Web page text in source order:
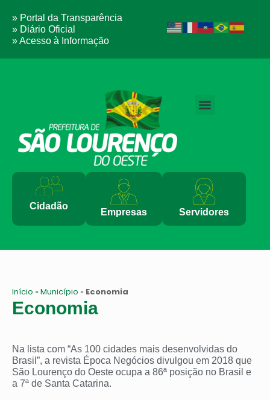
» Portal da Transparência
» Diário Oficial
» Acesso à Informação
Cidadão
Empresas Servidores
Início » Município » Economia
Economia
Na lista com “As 100 cidades mais desenvolvidas do
Brasil”, a revista Época Negócios divulgou em 2018 que
São Lourenço do Oeste ocupa a 86ª posição no Brasil e
a 7ª de Santa Catarina.